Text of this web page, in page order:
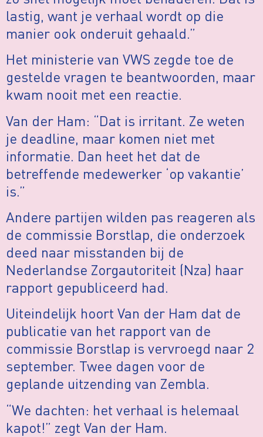
lastig, want je verhaal wordt op die
manier ook onderuit gehaald.”
Het ministerie van VWS zegde toe de
gestelde vragen te beantwoorden, maar
kwam nooit met een reactie.
Van der Ham: “Dat is irritant. Ze weten
je deadline, maar komen niet met
informatie. Dan heet het dat de
betreffende medewerker ‘op vakantie’
is.”
Andere partijen wilden pas reageren als
de commissie Borstlap, die onderzoek
deed naar misstanden bij de
Nederlandse Zorgautoriteit (Nza) haar
rapport gepubliceerd had.
Uiteindelijk hoort Van der Ham dat de
publicatie van het rapport van de
commissie Borstlap is vervroegd naar 2
september. Twee dagen voor de
geplande uitzending van Zembla.
“We dachten: het verhaal is helemaal
kapot!” zegt Van der Ham.